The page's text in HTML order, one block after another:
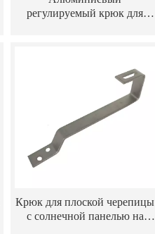
регулируемый крюк для
фотоэлектрической панели
Система крепления крюка
для солнечной крыши
Крюк для плоской черепицы
с солнечной панелью на